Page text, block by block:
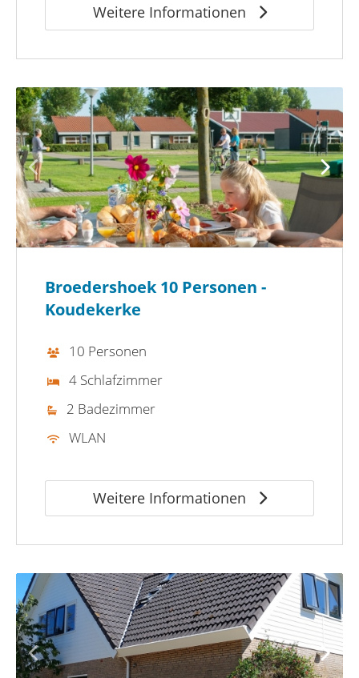
Weitere Informationen
Broedershoek 10 Personen -
Koudekerke
10 Personen
4 Schlafzimmer
2 Badezimmer
WLAN
Weitere Informationen